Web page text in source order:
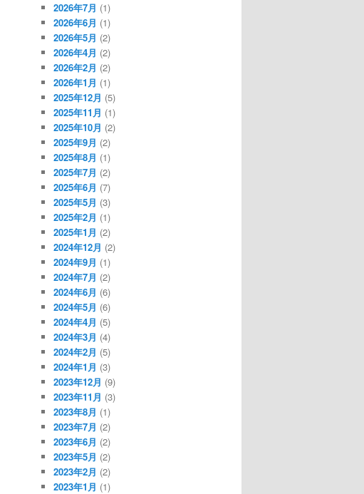
2026年7月 (1)
2026年6月 (1)
2026年5月 (2)
2026年4月 (2)
2026年2月 (2)
2026年1月 (1)
2025年12月 (5)
2025年11月 (1)
2025年10月 (2)
2025年9月 (2)
2025年8月 (1)
2025年7月 (2)
2025年6月 (7)
2025年5月 (3)
2025年2月 (1)
2025年1月 (2)
2024年12月 (2)
2024年9月 (1)
2024年7月 (2)
2024年6月 (6)
2024年5月 (6)
2024年4月 (5)
2024年3月 (4)
2024年2月 (5)
2024年1月 (3)
2023年12月 (9)
2023年11月 (3)
2023年8月 (1)
2023年7月 (2)
2023年6月 (2)
2023年5月 (2)
2023年2月 (2)
2023年1月 (1)